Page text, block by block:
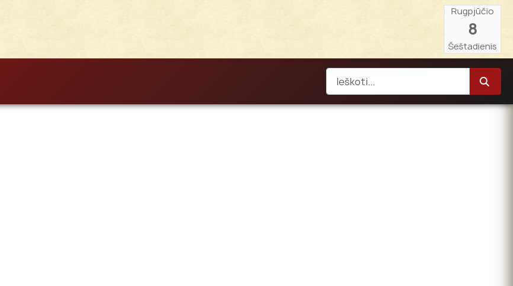
Rugpjūčio
8
Šeštadienis